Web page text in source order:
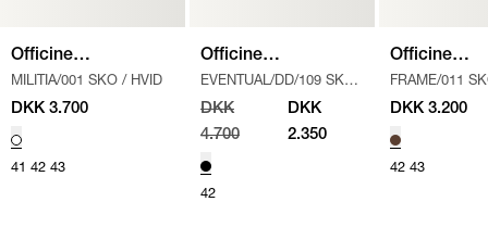
Officine
Creative
MILITIA/001 SKO / HVID
DKK 3.700
41 42 43
Officine
Creative
EVENTUAL/DD/109 SKO
(048)
DKK
4.700
DKK
2.350
42
Officine
Creative
FRAME/011
DKK 3.200
42 43